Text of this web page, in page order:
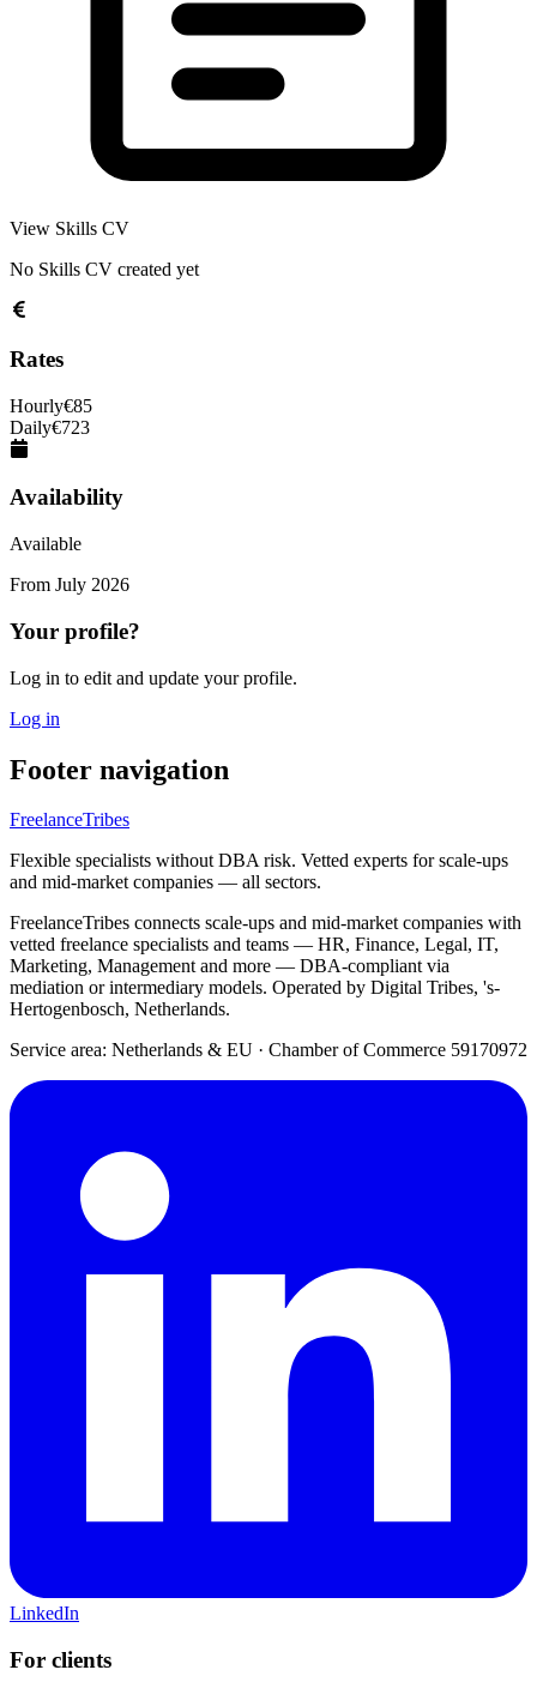
View Skills CV
No Skills CV created yet
Rates
Hourly€85
Daily€723
Availability
Available
From July 2026
Your profile?
Log in to edit and update your profile.
Log in
Footer navigation
FreelanceTribes
Flexible specialists without DBA risk. Vetted experts for scale-ups
and mid-market companies — all sectors.
FreelanceTribes connects scale-ups and mid-market companies with
vetted freelance specialists and teams — HR, Finance, Legal, IT,
Marketing, Management and more — DBA-compliant via
mediation or intermediary models. Operated by Digital Tribes, 's-
Hertogenbosch, Netherlands.
Service area: Netherlands & EU · Chamber of Commerce 59170972
LinkedIn
For clients